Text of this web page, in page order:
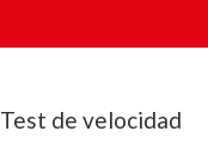
Test de velocidad